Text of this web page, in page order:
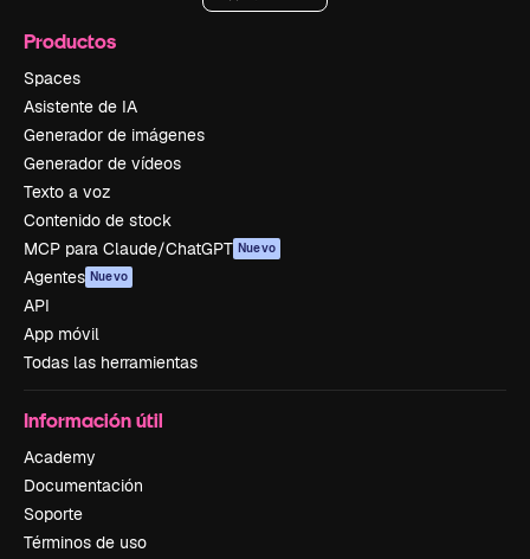
Productos
Spaces
Asistente de IA
Generador de imágenes
Generador de vídeos
Texto a voz
Contenido de stock
MCP para Claude/ChatGPT Nuevo
Agentes Nuevo
API
App móvil
Todas las herramientas
Información útil
Academy
Documentación
Soporte
Términos de uso